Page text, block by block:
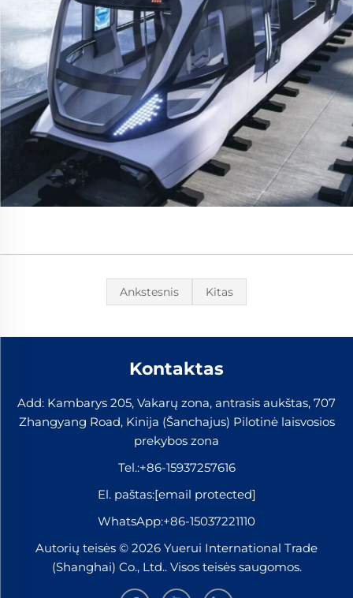
Ankstesnis Kitas
Kontaktas
Add: Kambarys 205, Vakarų zona, antrasis aukštas, 707
Zhangyang Road, Kinija (Šanchajus) Pilotinė laisvosios
prekybos zona
Tel.:+86-15937257616
El. paštas:[email protected]
WhatsApp:+86-15037221110
Autorių teisės © 2026 Yuerui International Trade
(Shanghai) Co., Ltd.. Visos teisės saugomos.